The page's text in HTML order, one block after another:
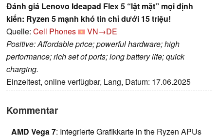
Đánh giá Lenovo Ideapad Flex 5 “lật mặt” mọi định
kiến: Ryzen 5 mạnh khó tin chỉ dưới 15 triệu!
Quelle: Cell Phones
VN→DE
Positive: Affordable price; powerful hardware; high
performance; rich set of ports; long battery life; quick
charging.
Einzeltest, online verfügbar, Lang, Datum: 17.06.2025
Kommentar
AMD Vega 7: Integrierte Grafikkarte in the Ryzen APUs